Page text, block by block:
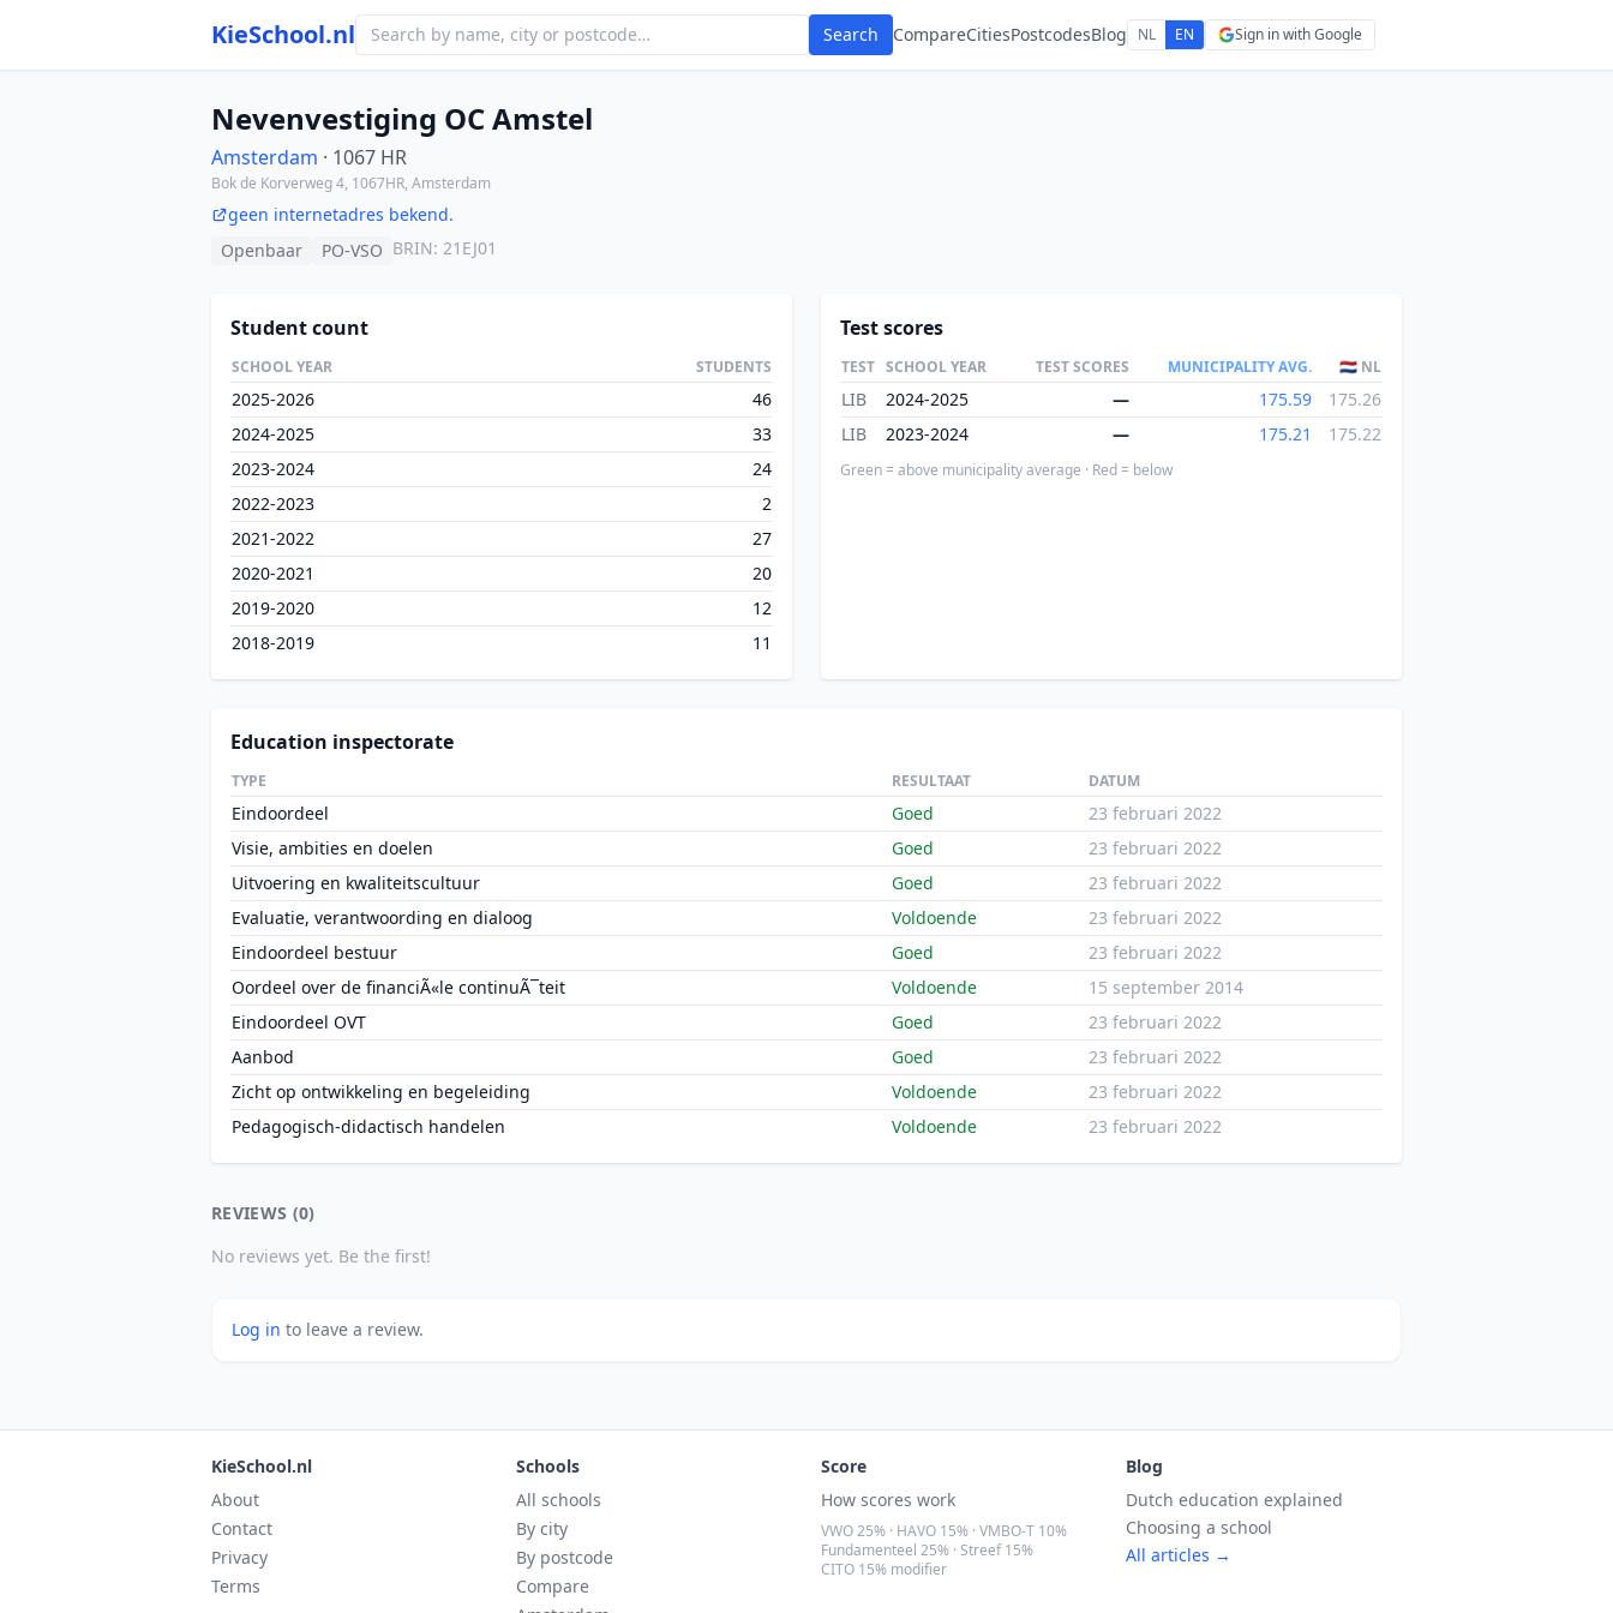
KieSchool.nl Search CompareCitiesPostcodesBlog NL EN Sign in with Google
Nevenvestiging OC Amstel
Amsterdam · 1067 HR
Bok de Korverweg 4, 1067HR, Amsterdam
geen internetadres bekend.
Openbaar
PO-VSO BRIN: 21EJ01
Student count
SCHOOL YEAR STUDENTS
2025-2026
46
2024-2025
33
2023-2024
24
2022-2023
2
2021-2022
27
2020-2021
20
2019-2020
12
2018-2019
11
Test scores
TEST SCHOOL YEAR TEST SCORES MUNICIPALITY AVG. 🇳🇱 NL
LIB 2024-2025 — 175.59
175.26
LIB
2023-2024 — 175.21 175.22
Green = above municipality average · Red = below
Education inspectorate
TYPE RESULTAAT DATUM
Eindoordeel Goed
23 februari 2022
Visie, ambities en doelen
Goed
23 februari 2022
Uitvoering en kwaliteitscultuur
Goed
23 februari 2022
Evaluatie, verantwoording en dialoog
Voldoende
23 februari 2022
Eindoordeel bestuur
Goed
23 februari 2022
Oordeel over de financiÃ«le continuÃ¯teit
Voldoende
15 september 2014
Eindoordeel OVT
Goed
23 februari 2022
Aanbod
Goed
23 februari 2022
Zicht op ontwikkeling en begeleiding
Voldoende
23 februari 2022
Pedagogisch-didactisch handelen
Voldoende 23 februari 2022
REVIEWS (0)
No reviews yet. Be the first!
Log in to leave a review.
KieSchool.nl
About
Contact
Privacy
Terms
Schools
All schools
By city
By postcode
Compare
Score
How scores work
VWO 25% · HAVO 15% · VMBO-T 10%
Fundamenteel 25% · Streef 15%
CITO 15% modifier
Blog
Dutch education explained
Choosing a school
All articles →